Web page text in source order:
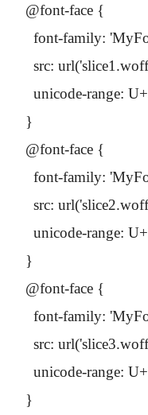
@font-face {
font-family:
src:
unicode-range:
}
@font-face {
font-family:
src:
unicode-range:
}
@font-face {
font-family:
src:
unicode-range:
}